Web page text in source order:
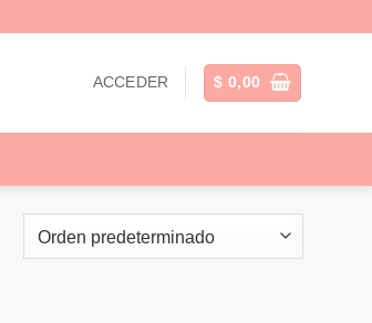
ACCEDER $ 0,00